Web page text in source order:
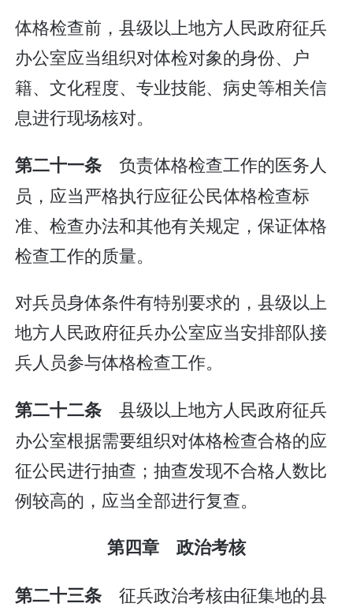
体格检查前，县级以上地方人民政府征兵
办公室应当组织对体检对象的身份、户
籍、文化程度、专业技能、病史等相关信
息进行现场核对。
第二十一条 负责体格检查工作的医务人
员，应当严格执行应征公民体格检查标
准、检查办法和其他有关规定，保证体格
检查工作的质量。
对兵员身体条件有特别要求的，县级以上
地方人民政府征兵办公室应当安排部队接
兵人员参与体格检查工作。
第二十二条 县级以上地方人民政府征兵
办公室根据需要组织对体格检查合格的应
征公民进行抽查；抽查发现不合格人数比
例较高的，应当全部进行复查。
第四章 政治考核
第二十三条 征兵政治考核由征集地的县